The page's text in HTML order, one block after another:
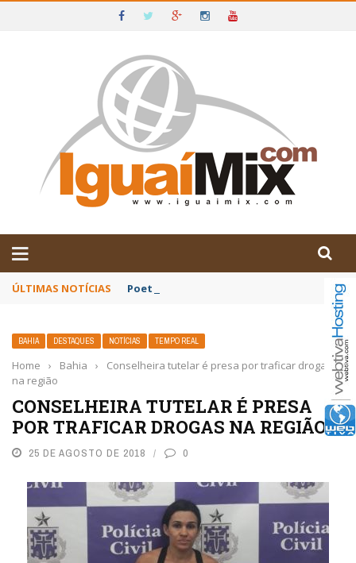
IGUAÍ E SUDOESTE DA BAHIA
ÚLTIMAS NOTÍCIAS Poetas baianos representam o Brasil no
BAHIA DESTAQUES NOTÍCIAS TEMPO REAL
Home › Bahia ›
Conselheira tutelar é presa por traficar drogas
na região
CONSELHEIRA TUTELAR É PRESA
POR TRAFICAR DROGAS NA REGIÃO
25 DE AGOSTO DE 2018 0